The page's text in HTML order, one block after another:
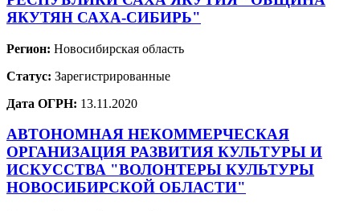
ЯКУТЯН САХА-СИБИРЬ"
Регион: Новосибирская область
Статус: Зарегистрированные
Дата ОГРН: 13.11.2020
АВТОНОМНАЯ НЕКОММЕРЧЕСКАЯ
ОРГАНИЗАЦИЯ РАЗВИТИЯ КУЛЬТУРЫ И
ИСКУССТВА "ВОЛОНТЕРЫ КУЛЬТУРЫ
НОВОСИБИРСКОЙ ОБЛАСТИ"